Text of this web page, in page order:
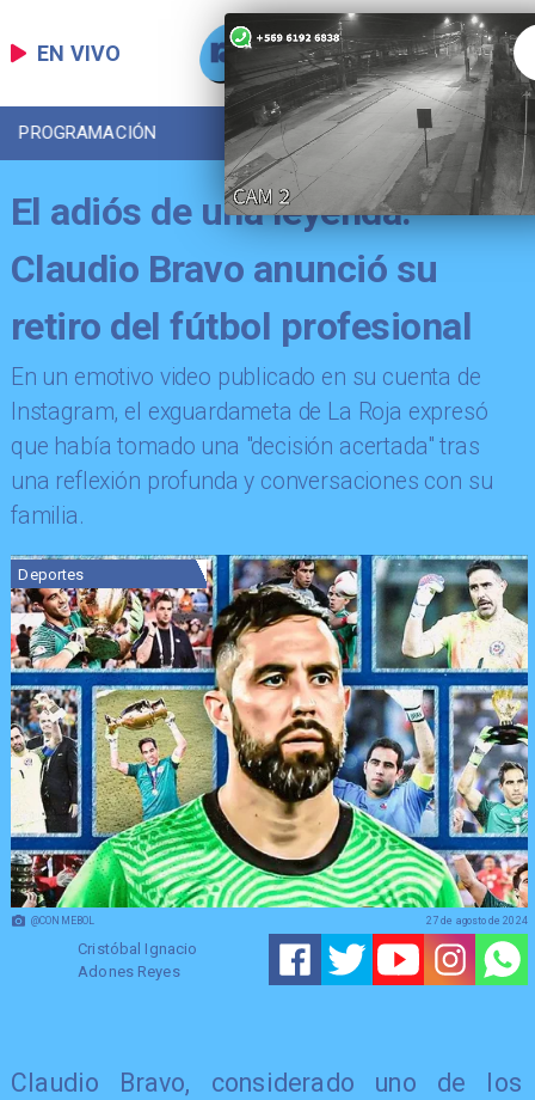
EN VIVO
PROGRAMACIÓN LOCAL DEPORTES
El adiós de una leyenda:
Claudio Bravo anunció su
retiro del fútbol profesional
En un emotivo video publicado en su cuenta de
Instagram, el exguardameta de La Roja expresó
que había tomado una "decisión acertada" tras
una reflexión profunda y conversaciones con su
familia.
@CONMEBOL
Deportes
Cristóbal Ignacio
Adones Reyes
27 de agosto de 2024
Claudio Bravo, considerado uno de los